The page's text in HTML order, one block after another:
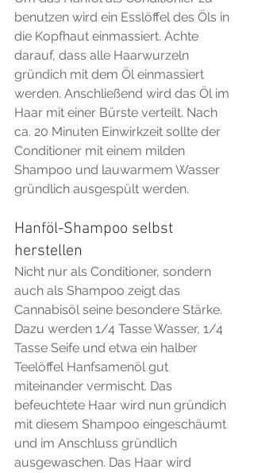
benutzen wird ein Esslöffel des Öls in
die Kopfhaut einmassiert. Achte
darauf, dass alle Haarwurzeln
gründich mit dem Öl einmassiert
werden. Anschließend wird das Öl im
Haar mit einer Bürste verteilt. Nach
ca. 20 Minuten Einwirkzeit sollte der
Conditioner mit einem milden
Shampoo und lauwarmem Wasser
gründlich ausgespült werden.
Hanföl-Shampoo selbst
herstellen
Nicht nur als Conditioner, sondern
auch als Shampoo zeigt das
Cannabisöl seine besondere Stärke.
Dazu werden 1/4 Tasse Wasser, 1/4
Tasse Seife und etwa ein halber
Teelöffel Hanfsamenöl gut
miteinander vermischt. Das
befeuchtete Haar wird nun gründich
mit diesem Shampoo eingeschäumt
und im Anschluss gründlich
ausgewaschen. Das Haar wird